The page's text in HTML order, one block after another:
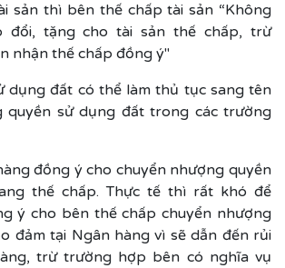
sản thì bên thế chấp tài sản “Không
đổi, tặng cho tài sản thế chấp, trừ
nhận thế chấp đồng ý"
dụng đất có thể làm thủ tục sang tên
quyền sử dụng đất trong các trường
đồng ý cho chuyển nhượng quyền
thế chấp. Thực tế thì rất khó để
ý cho bên thế chấp chuyển nhượng
đảm tại Ngân hàng vì sẽ dẫn đến rủi
trừ trường hợp bên có nghĩa vụ